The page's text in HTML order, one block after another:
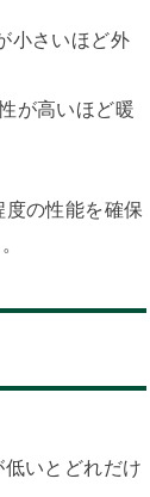
小さいほど外
が高いほど暖
の性能を確保
いとどれだけ